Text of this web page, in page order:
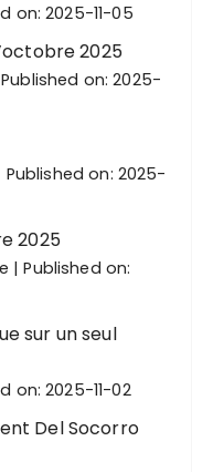
on: 2025-11-05
2025
Published on: 2025-
Published on: 2025-
2025
Published on:
sur un seul
on: 2025-11-02
Del Socorro